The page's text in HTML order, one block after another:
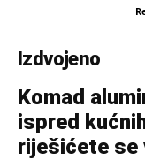
Izdvojeno
Komad
ispred
riješićete se